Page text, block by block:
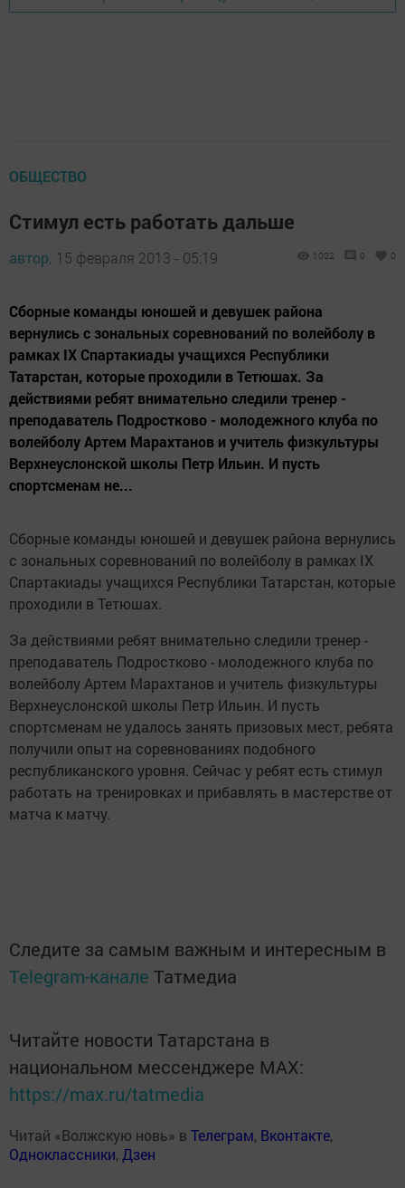
ОБЩЕСТВО
Стимул есть работать дальше
автор, 15 февраля 2013 - 05:19 1002 0 0
Сборные команды юношей и девушек района
вернулись с зональных соревнований по волейболу в
рамках IX Спартакиады учащихся Республики
Татарстан, которые проходили в Тетюшах. За
действиями ребят внимательно следили тренер -
преподаватель Подростково - молодежного клуба по
волейболу Артем Марахтанов и учитель физкультуры
Верхнеуслонской школы Петр Ильин. И пусть
спортсменам не...
Сборные команды юношей и девушек района вернулись
с зональных соревнований по волейболу в рамках IX
Спартакиады учащихся Республики Татарстан, которые
проходили в Тетюшах.
За действиями ребят внимательно следили тренер -
преподаватель Подростково - молодежного клуба по
волейболу Артем Марахтанов и учитель физкультуры
Верхнеуслонской школы Петр Ильин. И пусть
спортсменам не удалось занять призовых мест, ребята
получили опыт на соревнованиях подобного
республиканского уровня. Сейчас у ребят есть стимул
работать на тренировках и прибавлять в мастерстве от
матча к матчу.
Следите за самым важным и интересным в
Telegram-канале Татмедиа
Читайте новости Татарстана в
национальном мессенджере MАХ:
https://max.ru/tatmedia
Читай «Волжскую новь» в Телеграм, Вконтакте,
Одноклассники, Дзен